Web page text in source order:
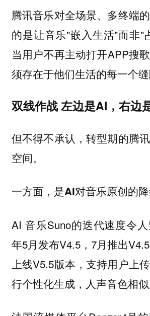
腾讯音乐对全场景、多终端
的是让音乐"嵌入生活"而非"
当用户不再主动打开APP搜
须存在于他们生活的每一个缝
双线作战 左边是AI，右边
但不得不承认，转型期的腾
空间。
一方面，是AI对音乐原创的降
AI 音乐Suno的迭代速度令
年5月发布V4.5，7月推出
上线V5.5版本，支持用户上
行个性化生成，人声音色相似